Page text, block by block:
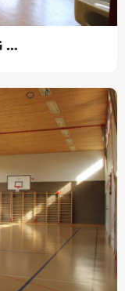
Säriswil - Mehrzweckraum UG (-106)